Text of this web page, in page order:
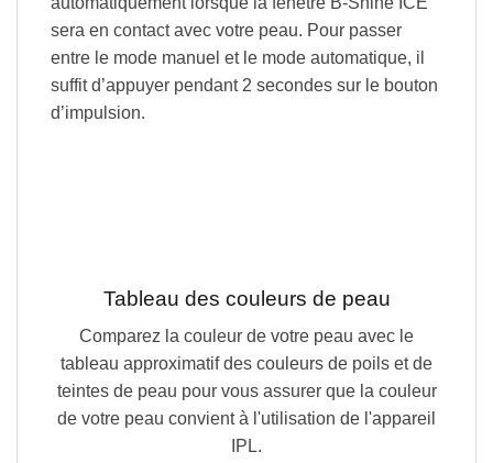
sera en contact avec votre peau. Pour passer
entre le mode manuel et le mode automatique, il
suffit d’appuyer pendant 2 secondes sur le bouton
d’impulsion.
Tableau des couleurs de peau
Comparez la couleur de votre peau avec le
tableau approximatif des couleurs de poils et de
teintes de peau pour vous assurer que la couleur
de votre peau convient à l'utilisation de l'appareil
IPL.